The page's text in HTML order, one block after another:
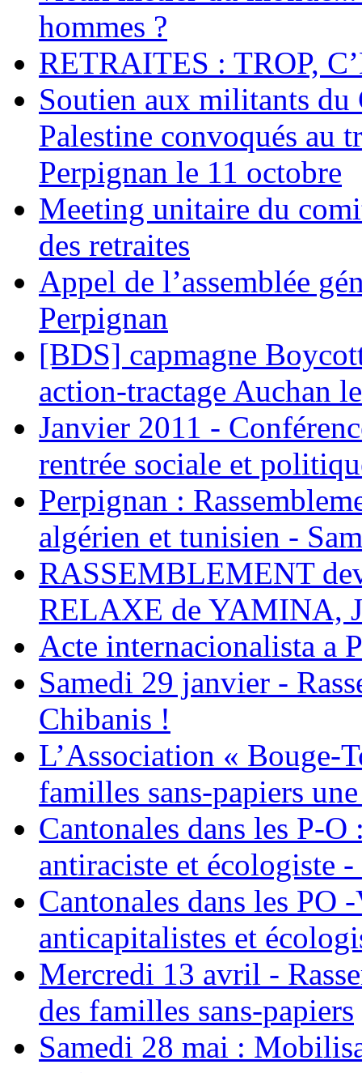
hommes ?
RETRAITES : TROP,
Soutien aux militants
Palestine convoqués au
Perpignan le 11 octobre
Meeting unitaire du
des retraites
Appel de l’assemblée
Perpignan
[BDS] capmagne
action-tractage Auchan
Janvier 2011 -
rentrée sociale et
Perpignan :
algérien et tunisien -
RASSEMBLEMENT
RELAXE de YAMINA,
Acte internacionalista a
Samedi 29 janvier -
Chibanis !
L’Association « Bouge-
familles sans-papiers
Cantonales dans les P-
antiraciste et écologiste
Cantonales dans les PO
anticapitalistes et
Mercredi 13 avril -
des familles sans-papiers
Samedi 28 mai :